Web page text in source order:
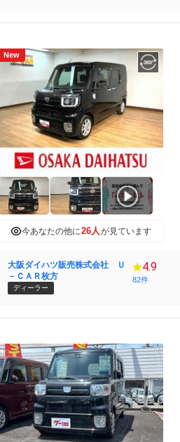
New
今あなたの他に26人が見ています
大阪ダイハツ販売株式会社 Ｕ
－ＣＡＲ枚方
ディーラー
4.9
82件